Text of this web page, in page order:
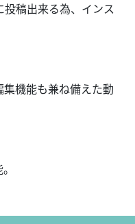
稿出来る為、インス
機能も兼ね備えた動